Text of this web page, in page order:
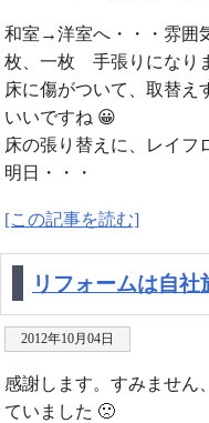
和室→洋室へ・・・雰囲
枚、一枚 手張りになり
床に傷がついて、取替え
いいですね 😀
床の張り替えに、レイ
明日・・・
[この記事を読む]
リフォームは自
2012年10月04日
感謝します。すみません
ていました 🙁